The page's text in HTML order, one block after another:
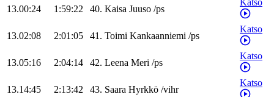
13.00:24 1:59:22 40. Kaisa Juuso /ps
Katso
13.02:08 2:01:05 41. Toimi Kankaanniemi /ps
Katso
13.05:16 2:04:14 42. Leena Meri /ps
Katso
13.14:45 2:13:42 43. Saara Hyrkkö /vihr
Katso